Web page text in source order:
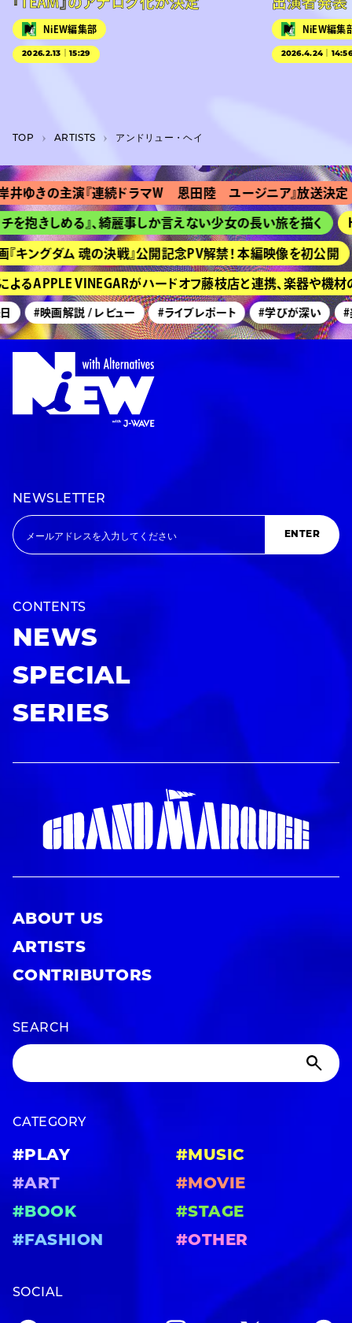
NiEW編集部
2026.2.13｜15:29
NiEW編集
2026.4.24｜
TOP A­R­T­I­S­T­S アンドリュー・ヘイ
ゆきの主演『連続ドラマＷ 恩田陸 ユージニア』放送決定
抱きしめる』、綺麗事しか言えない少女の長い旅を描く
ングダム 魂の決戦』公開記念PV解禁！ 本編映像を初公開
るAPPLE VINEGARがハードオフ藤枝店と連携、楽器や機材
#映画解説 / レビュー #ライブレポート #学びが深い #美
NEWSLETTER
ENTER
CONTENTS
NEWS
SPECIAL
SERIES
ABOUT US
ARTISTS
CONTRIBUTORS
SEARCH
CATEGORY
#PLAY
#MUSIC
#ART
#MOVIE
#BOOK
#STAGE
#FASHION
#OTHER
SOCIAL